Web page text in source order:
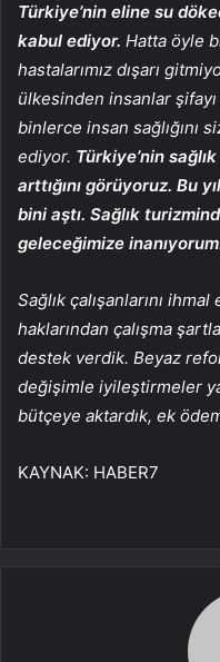
Türkiye’nin eline su
kabul ediyor. Hatta öyle
hastalarımız dışarı
ülkesinden insanlar şifayı
binlerce insan sağlığını
ediyor. Türkiye’nin
arttığını görüyoruz. Bu
bini aştı. Sağlık
geleceğimize
Sağlık çalışanlarını
haklarından çalışma
destek verdik. Beyaz
değişimle iyileştirmeler
bütçeye aktardık, ek
KAYNAK: HABER7